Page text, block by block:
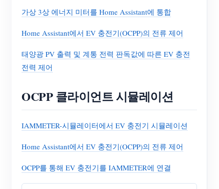
가상 3상 에너지 미터를 Home Assistant에 통합
Home Assistant에서 EV 충전기(OCPP)의 전류 제어
태양광 PV 출력 및 계통 전력 판독값에 따른 EV 충전
전력 제어
OCPP 클라이언트 시뮬레이션
IAMMETER-시뮬레이터에서 EV 충전기 시뮬레이션
Home Assistant에서 EV 충전기(OCPP)의 전류 제어
OCPP를 통해 EV 충전기를 IAMMETER에 연결